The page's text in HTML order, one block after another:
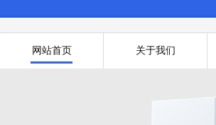
网站首页 关于我们